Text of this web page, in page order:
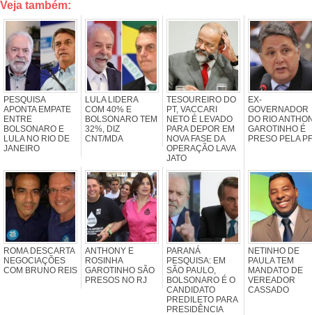
Veja também:
PESQUISA
APONTA EMPATE
ENTRE
BOLSONARO E
LULA NO RIO DE
JANEIRO
LULA LIDERA
COM 40% E
BOLSONARO TEM
32%, DIZ
CNT/MDA
TESOUREIRO DO
PT, VACCARI
NETO É LEVADO
PARA DEPOR EM
NOVA FASE DA
OPERAÇÃO LAVA
JATO
EX-
GOVERNADOR
DO RIO
GAROTINHO É
PRESO PELA PF
ROMA DESCARTA
NEGOCIAÇÕES
COM BRUNO REIS
ANTHONY E
ROSINHA
GAROTINHO SÃO
PRESOS NO RJ
PARANÁ
PESQUISA: EM
SÃO PAULO,
BOLSONARO É O
CANDIDATO
PREDILETO PARA
PRESIDÊNCIA
NETINHO DE
PAULA TEM
MANDATO DE
VEREADOR
CASSADO